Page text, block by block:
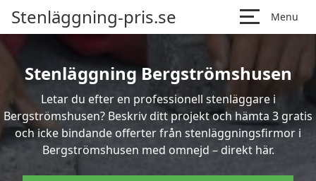
Stenläggning-pris.se Menu
Stenläggning Bergströmshusen
Letar du efter en professionell stenläggare i
Bergströmshusen? Beskriv ditt projekt och hämta 3 gratis
och icke bindande offerter från stenläggningsfirmor i
Bergströmshusen med omnejd – direkt här.